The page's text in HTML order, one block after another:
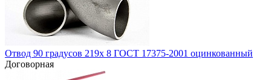
Отвод 90 градусов 219х 8 ГОСТ 17375-2001 оцинкованный
Договорная